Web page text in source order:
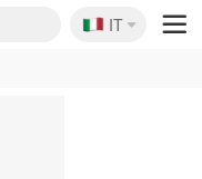
🇮🇹
IT